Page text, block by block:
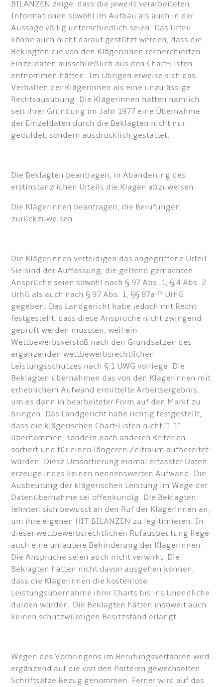
BILANZEN zeige, dass die jeweils verarbeiteten
Informationen sowohl im Aufbau als auch in der
Aussage völlig unterschiedlich seien. Das Urteil
könne auch nicht darauf gestützt werden, dass die
Beklagten die von den Klägerinnen recherchierten
Einzeldaten ausschließlich aus den Chart-Listen
entnommen hätten. Im Übrigen erweise sich das
Verhalten der Klägerinnen als eine unzulässige
Rechtsausübung. Die Klägerinnen hätten nämlich
seit ihrer Gründung im Jahr 1977 eine Übernahme
der Einzeldaten durch die Beklagten nicht nur
geduldet, sondern ausdrücklich gestattet.
Die Beklagten beantragen, in Abänderung des
erstinstanzlichen Urteils die Klagen abzuweisen.
Die Klägerinnen beantragen, die Berufungen
zurückzuweisen.
Die Klägerinnen verteidigen das angegriffene Urteil.
Sie sind der Auffassung, die geltend gemachten
Ansprüche seien sowohl nach § 97 Abs. 1, § 4 Abs. 2
UrhG als auch nach § 97 Abs. 1, §§ 87a ff UrhG
gegeben. Das Landgericht habe jedoch mit Recht
festgestellt, dass diese Ansprüche nicht zwingend
geprüft werden müssten, weil ein
Wettbewerbsverstoß nach den Grundsätzen des
ergänzenden wettbewerbsrechtlichen
Leistungsschutzes nach § 1 UWG vorliege. Die
Beklagten übernähmen das von den Klägerinnen mit
erheblichem Aufwand ermittelte Arbeitsergebnis,
um es dann in bearbeiteter Form auf den Markt zu
bringen. Das Landgericht habe richtig festgestellt,
dass die klägerischen Chart-Listen nicht "1:1"
übernommen, sondern nach anderen Kriterien
sortiert und für einen längeren Zeitraum aufbereitet
würden. Diese Umsortierung einmal erfasster Daten
erzeuge indes keinen nennenswerten Aufwand. Die
Ausbeutung der klägerischen Leistung im Wege der
Datenübernahme sei offenkundig. Die Beklagten
lehnten sich bewusst an den Ruf der Klägerinnen an,
um ihre eigenen HIT BILANZEN zu legitimieren. In
dieser wettbewerbsrechtlichen Rufausbeutung liege
auch eine unlautere Behinderung der Klägerinnen.
Die Ansprüche seien auch nicht verwirkt. Die
Beklagten hätten nicht davon ausgehen können,
dass die Klägerinnen die kostenlose
Leistungsübernahme ihrer Charts bis ins Unendliche
dulden würden. Die Beklagten hätten insoweit auch
keinen schutzwürdigen Besitzstand erlangt.
Wegen des Vorbringens im Berufungsverfahren wird
ergänzend auf die von den Parteien gewechselten
Schriftsätze Bezug genommen. Ferner wird auf das